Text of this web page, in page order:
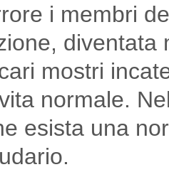
i membri
diventata
mostri
normale.
esista una